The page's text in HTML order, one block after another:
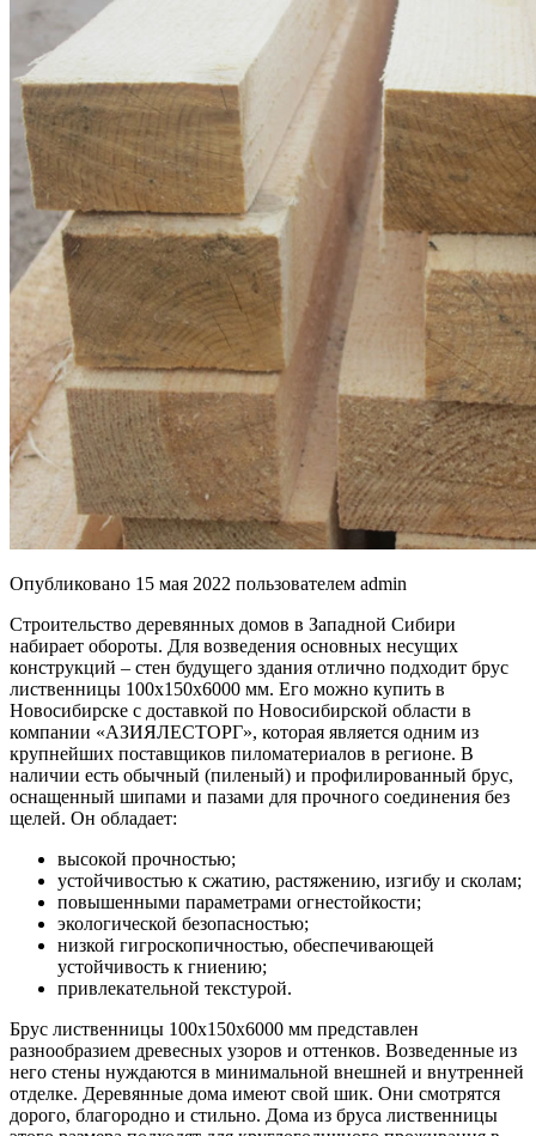
Опубликовано 15 мая 2022 пользователем admin
Строительство деревянных домов в Западной Сибири
набирает обороты. Для возведения основных несущих
конструкций – стен будущего здания отлично подходит брус
лиственницы 100х150х6000 мм. Его можно купить в
Новосибирске с доставкой по Новосибирской области в
компании «АЗИЯЛЕСТОРГ», которая является одним из
крупнейших поставщиков пиломатериалов в регионе. В
наличии есть обычный (пиленый) и профилированный брус,
оснащенный шипами и пазами для прочного соединения без
щелей. Он обладает:
высокой прочностью;
устойчивостью к сжатию, растяжению, изгибу и сколам;
повышенными параметрами огнестойкости;
экологической безопасностью;
низкой гигроскопичностью, обеспечивающей
устойчивость к гниению;
привлекательной текстурой.
Брус лиственницы 100х150х6000 мм представлен
разнообразием древесных узоров и оттенков. Возведенные из
него стены нуждаются в минимальной внешней и внутренней
отделке. Деревянные дома имеют свой шик. Они смотрятся
дорого, благородно и стильно. Дома из бруса лиственницы